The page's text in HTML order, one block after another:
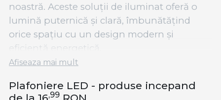
noastră. Aceste soluții de iluminat oferă o
lumină puternică și clară, îmbunătățind
orice spațiu cu un design modern și
eficiență energetică.
Plafonierele LED sunt opțiuni excelente
pentru o varietate de spații, de la livinguri și
dormitoare, la birouri sau holuri. Oferind o
Afiseaza mai mult
Plafoniere LED - produse incepand
,99